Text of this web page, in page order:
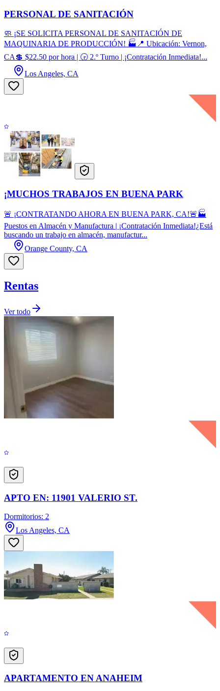
PERSONAL DE SANITACIÓN
🧼 ¡SE SOLICITA PERSONAL DE SANITACIÓN DE
MAQUINARIA DE PRODUCCIÓN! 🏭📍 Ubicación: Vernon,
CA💲 $22.50 por hora | 🕞 2.º Turno | ¡Contratación Inmediata!...
Los Angeles, CA
¡MUCHOS TRABAJOS EN BUENA PARK
🚨 ¡CONTRATANDO AHORA EN BUENA PARK, CA!🚨🏭
Puestos en Almacén y Manufactura | ¡Contratación Inmediata!¿Está
buscando un trabajo en almacén, manufactur...
Orange County, CA
Rentas
Ver todo
APTO EN: 11901 VALERIO ST.
Dormitorios: 2
Los Angeles, CA
APARTAMENTO EN ANAHEIM